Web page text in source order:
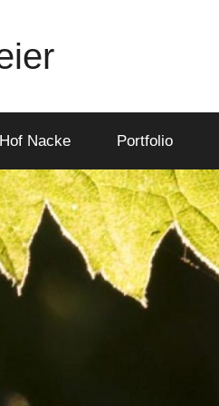
Nacke Portfolio